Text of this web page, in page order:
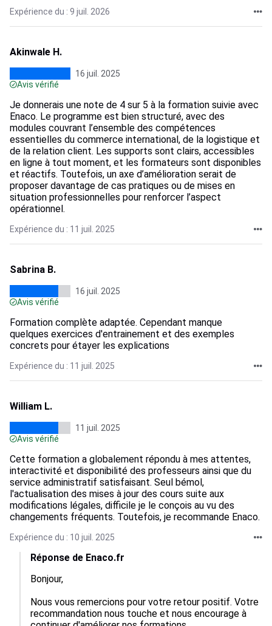
Expérience du : 9 juil. 2026
Akinwale H.
16 juil. 2025
Avis vérifié
Je donnerais une note de 4 sur 5 à la formation suivie avec
Enaco. Le programme est bien structuré, avec des
modules couvrant l’ensemble des compétences
essentielles du commerce international, de la logistique et
de la relation client. Les supports sont clairs, accessibles
en ligne à tout moment, et les formateurs sont disponibles
et réactifs. Toutefois, un axe d’amélioration serait de
proposer davantage de cas pratiques ou de mises en
situation professionnelles pour renforcer l’aspect
opérationnel.
Expérience du : 11 juil. 2025
Sabrina B.
16 juil. 2025
Avis vérifié
Formation complète adaptée. Cependant manque
quelques exercices d'entrainement et des exemples
concrets pour étayer les explications
Expérience du : 11 juil. 2025
William L.
11 juil. 2025
Avis vérifié
Cette formation a globalement répondu à mes attentes,
interactivité et disponibilité des professeurs ainsi que du
service administratif satisfaisant. Seul bémol,
l'actualisation des mises à jour des cours suite aux
modifications légales, difficile je le conçois au vu des
changements fréquents. Toutefois, je recommande Enaco.
Expérience du : 10 juil. 2025
Réponse de Enaco.fr
Bonjour,
Nous vous remercions pour votre retour positif. Votre
recommandation nous touche et nous encourage à